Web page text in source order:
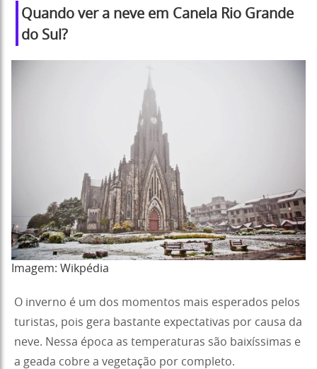
Quando ver a neve em Canela Rio Grande
do Sul?
Imagem: Wikpédia
O inverno é um dos momentos mais esperados pelos
turistas, pois gera bastante expectativas por causa da
neve. Nessa época as temperaturas são baixíssimas e
a geada cobre a vegetação por completo.